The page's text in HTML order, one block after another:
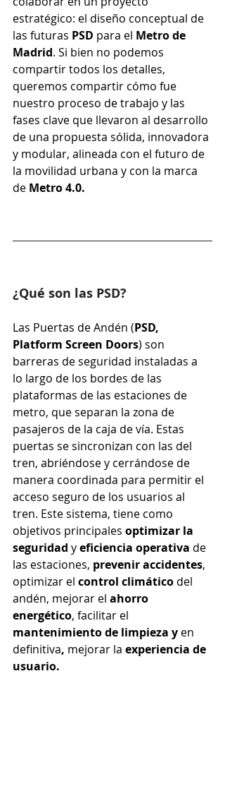
estratégico: el diseño conceptual de
las futuras PSD para el Metro de
Madrid. Si bien no podemos
compartir todos los detalles,
queremos compartir cómo fue
nuestro proceso de trabajo y las
fases clave que llevaron al desarrollo
de una propuesta sólida, innovadora
y modular, alineada con el futuro de
la movilidad urbana y con la marca
de Metro 4.0.
¿Qué son las PSD?
Las Puertas de Andén (PSD,
Platform Screen Doors) son
barreras de seguridad instaladas a
lo largo de los bordes de las
plataformas de las estaciones de
metro, que separan la zona de
pasajeros de la caja de vía. Estas
puertas se sincronizan con las del
tren, abriéndose y cerrándose de
manera coordinada para permitir el
acceso seguro de los usuarios al
tren. Este sistema, tiene como
objetivos principales optimizar la
seguridad y eficiencia operativa de
las estaciones, prevenir accidentes,
optimizar el control climático del
andén, mejorar el ahorro
energético, facilitar el
mantenimiento de limpieza y en
definitiva, mejorar la experiencia de
usuario.